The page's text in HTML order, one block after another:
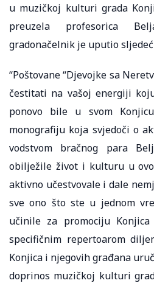
u muzičkoj kulturi grada
preuzela profesorica
gradonačelnik je uputio
“Poštovane “Djevojke sa
čestitati na vašoj energiji
ponovo bile u svom
monografiju koja svjedoči o
vodstvom bračnog para
obilježile život i kulturu u
aktivno učestvovale i dale
sve ono što ste u jednom
učinile za promociju
specifičnim repertoarom
Konjica i njegovih građana
doprinos muzičkoj kulturi